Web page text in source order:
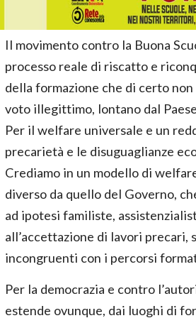
Il movimento contro la Buona
processo reale di riscatto e
della formazione che di certo
voto illegittimo, lontano dal
Per il welfare universale e un
precarietà e le disuguaglianze
Crediamo in un modello di
diverso da quello del Governo,
ad ipotesi familiste,
all’accettazione di lavori precari,
incongruenti con i percorsi
Per la democrazia e contro
estende ovunque, dai luoghi di